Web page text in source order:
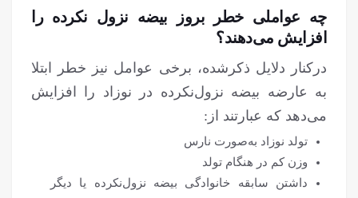
چه عواملی خطر بروز بیضه نزول نکرده را
افزایش می‌دهند؟
درکنار دلایل ذکرشده، برخی عوامل نیز خطر ابتلا
به عارضه بیضه نزول‌نکرده در نوزاد را افزایش
می‌دهد که عبارتند از:
تولد نوزاد به‌صورت نارس
وزن کم در هنگام تولد
داشتن سابقه خانوادگی بیضه نزول‌نکرده یا دیگر